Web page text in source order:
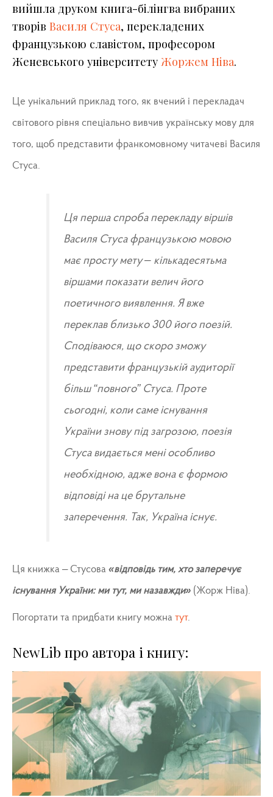
вийшла друком книга-білінгва вибраних
творів Василя Стуса, перекладених
французькою славістом, професором
Женевського університету Жоржем Ніва.
Це унікальний приклад того, як вчений і перекладач
світового рівня спеціально вивчив українську мову для
того, щоб представити франкомовному читачеві Василя
Стуса.
Ця перша спроба перекладу віршів
Василя Стуса французькою мовою
має просту мету – кількадесятьма
віршами показати велич його
поетичного виявлення. Я вже
переклав близько 300 його поезій.
Сподіваюся, що скоро зможу
представити французькій аудиторії
більш “повного” Стуса. Проте
сьогодні, коли саме існування
України знову під загрозою, поезія
Стуса видається мені особливо
необхідною, адже вона є формою
відповіді на це брутальне
заперечення. Так, Україна існує.
Ця книжка – Стусова «відповідь тим, хто заперечує
існування України: ми тут, ми назавжди» (Жорж Ніва).
Погортати та придбати книгу можна тут.
NewLib про автора і книгу: